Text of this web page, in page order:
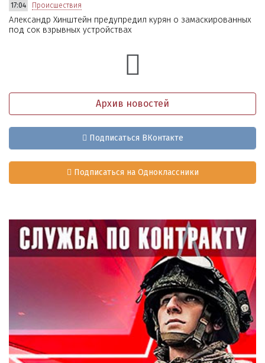
17:04 Происшествия
Александр Хинштейн предупредил курян о замаскированных
под сок взрывных устройствах
Архив новостей
Подписаться ВКонтакте
Подписаться на Одноклассники